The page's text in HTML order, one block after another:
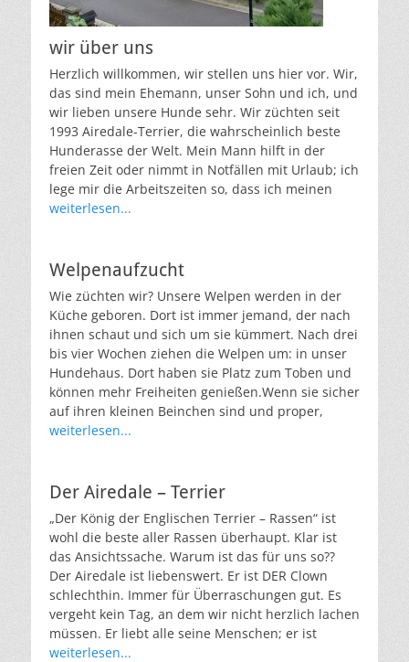
wir über uns
Herzlich willkommen, wir stellen uns hier vor. Wir,
das sind mein Ehemann, unser Sohn und ich, und
wir lieben unsere Hunde sehr. Wir züchten seit
1993 Airedale-Terrier, die wahrscheinlich beste
Hunderasse der Welt. Mein Mann hilft in der
freien Zeit oder nimmt in Notfällen mit Urlaub; ich
lege mir die Arbeitszeiten so, dass ich meinen
weiterlesen...
Welpenaufzucht
Wie züchten wir? Unsere Welpen werden in der
Küche geboren. Dort ist immer jemand, der nach
ihnen schaut und sich um sie kümmert. Nach drei
bis vier Wochen ziehen die Welpen um: in unser
Hundehaus. Dort haben sie Platz zum Toben und
können mehr Freiheiten genießen.Wenn sie sicher
auf ihren kleinen Beinchen sind und proper,
weiterlesen...
Der Airedale – Terrier
„Der König der Englischen Terrier – Rassen“ ist
wohl die beste aller Rassen überhaupt. Klar ist
das Ansichtssache. Warum ist das für uns so??
Der Airedale ist liebenswert. Er ist DER Clown
schlechthin. Immer für Überraschungen gut. Es
vergeht kein Tag, an dem wir nicht herzlich lachen
müssen. Er liebt alle seine Menschen; er ist
weiterlesen...